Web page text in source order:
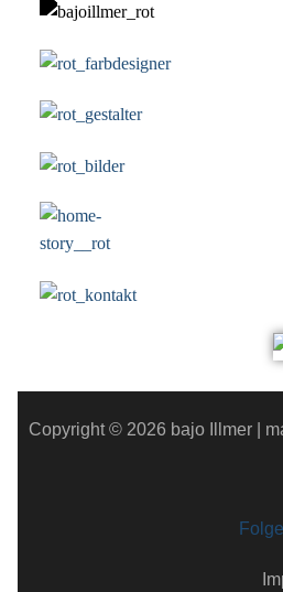
Copyright © 2026 bajo Illmer |